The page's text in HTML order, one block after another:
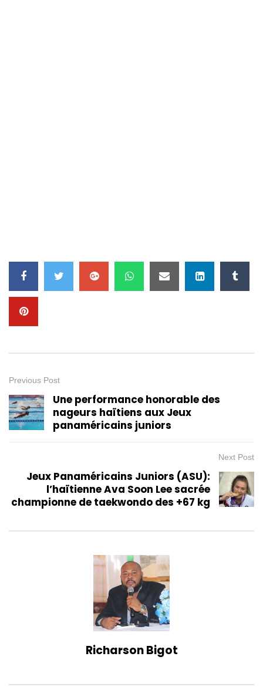
Previous Post
Une performance honorable des
nageurs haïtiens aux Jeux
panaméricains juniors
Next Post
Jeux Panaméricains Juniors (ASU):
l’haïtienne Ava Soon Lee sacrée
championne de taekwondo des +67 kg
Richarson Bigot